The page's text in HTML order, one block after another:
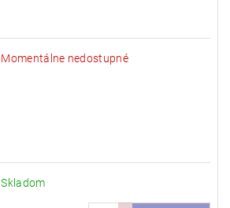
Momentálne nedostupné
Skladom